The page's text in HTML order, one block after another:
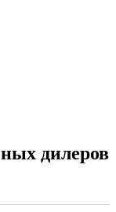
дилеров